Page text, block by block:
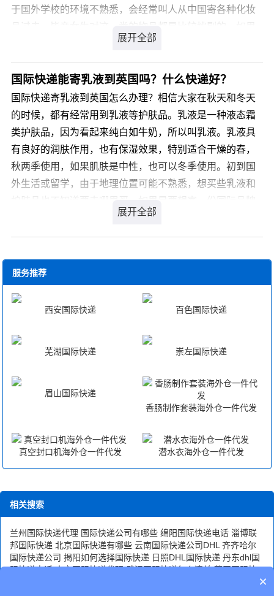
新加坡寄国际快递价格是多少呢?
您可以登录我们官方网站 详细了解。
于国外学校的环境不熟悉，会经常叫人从中国寄各种化妆
是要想寄一支国际品牌的睫毛膏给国外的朋友，又不知道
通过什么方式能寄。睫毛膏属于国际敏感品，国际快递不
承接，睫毛膏往美国寄国际快递找什么公司好？睫毛膏往
美国寄国际快递，我们是您最佳的选择，我司从事私人物
品国际运输十余年经验，针对类似产品我司通常采用私人
物品通关渠道办理国际运输，不受海关相关规定限制，目
的国通关率高达99.9%，关税为零。那么，睫毛膏往美国
寄国际快递价格是多少呢?
国际快递能寄乳液到英国吗？什么快递好？
国际快递寄乳液到英国怎么办理？相信大家在秋天和冬天
的时候，都有经常用到乳液等护肤品。乳液是一种液态霜
类护肤品，因为看起来纯白如牛奶，所以叫乳液。乳液具
有良好的润肤作用，也有保湿效果，特别适合干燥的春，
秋两季使用，如果肌肤是中性，也可以冬季使用。初到国
外生活或留学，由于地理位置可能不熟悉，想买些乳液和
的乳液给国外的朋友，又不知道通过什么方式能寄。乳液
属于国际敏感品，国际快递不承接，国际快递寄乳液到英
的选择，我司从事私人物品国际运输十余年经验，针对类
似产品我司通常采用私人物品通关渠道办理国际运输，不
受海关相关规定限制，目的国通关率高达99.9%，关税为
您可以登录我们官方网站 详细了解。
服务推荐
西安国际快递 百色国际快递
芜湖国际快递 崇左国际快递
眉山国际快递
香肠制作套装海外仓一件代发
真空封口机海外仓一件代发 潜水衣海外仓一件代发
相关搜索
兰州国际快递代理 国际快递公司有哪些 绵阳国际快递电话 淄博联
邦国际快递 北京国际快递有哪些 云南国际快递公司DHL 齐齐哈尔
国际快递公司 揭阳如何选择国际快递 日照DHL国际快递 丹东dhl国
际快递电话 南京国际快递代理 武汉国际快递怎么清关 莆田国际快
×